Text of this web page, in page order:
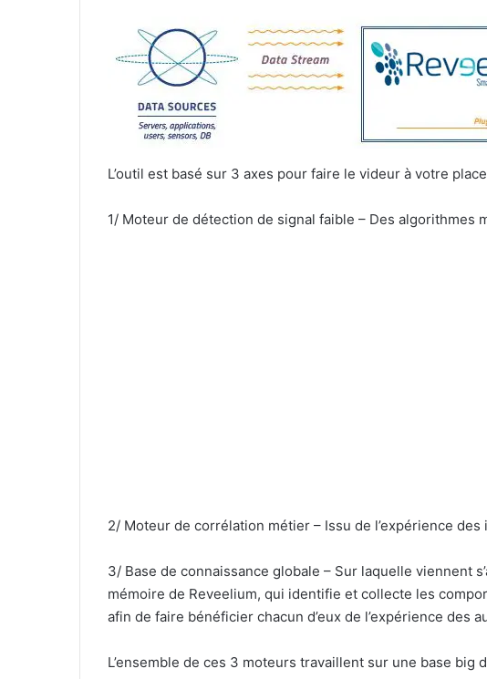
L’outil est basé sur 3 axes pour faire le videur à votre
1/ Moteur de détection de signal faible – Des algorithmes
2/ Moteur de corrélation métier – Issu de l’expérience
3/ Base de connaissance globale – Sur laquelle viennent
mémoire de Reveelium, qui identifie et collecte les
afin de faire bénéficier chacun d’eux de l’expérience des
L’ensemble de ces 3 moteurs travaillent sur une base big